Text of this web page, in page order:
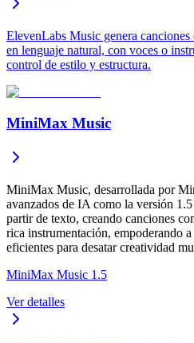
ElevenLabs Music genera
en lenguaje natural, con voces o
control de estilo y estructura.
MiniMax Music
MiniMax Music, desarrollada por
avanzados de IA como la versión
partir de texto, creando canciones
rica instrumentación, empoderando
eficientes para desatar creatividad
MiniMax Music 1.5
Ver detalles